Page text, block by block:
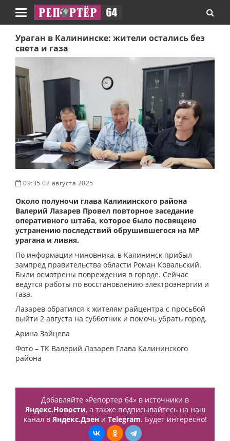
Навигация
Ураган в Калининске: жители остались без
света и газа
09:35 02 августа 2025
Около полуночи глава Калининского района
Валерий Лазарев Провел повторное заседание
оперативного штаба, которое было посвящено
устранению последствий обрушившегося на МР
урагана и ливня.
По информации чиновника, в Калининск прибыл
зампред правительства области Роман Ковальский.
Были осмотрены повреждения в городе. Сейчас
ведутся работы по восстановлению электроэнергии и
газа.
Лазарев обратился к жителям райцентра с просьбой
выйти 2 августа на субботник и помочь убрать город.
Арина Зайцева
Фото – ТК Валерий Лазарев Глава Калининского
района
Добавляйте «Репортер 64» в источники в
Яндекс.Новости, а также подписывайтесь на наш
канал в Яндекс.Дзени Telegram. Будет интересно!